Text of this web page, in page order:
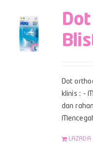
Dot
klinis : -
dan
LAZADA